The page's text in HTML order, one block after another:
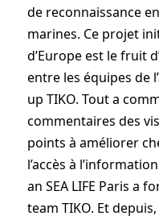
de reconnaissance
marines. Ce projet
d’Europe est le fruit
entre les équipes de
up TIKO. Tout a
commentaires des
points à améliorer
l’accès à
an SEA LIFE Paris a
team TIKO. Et